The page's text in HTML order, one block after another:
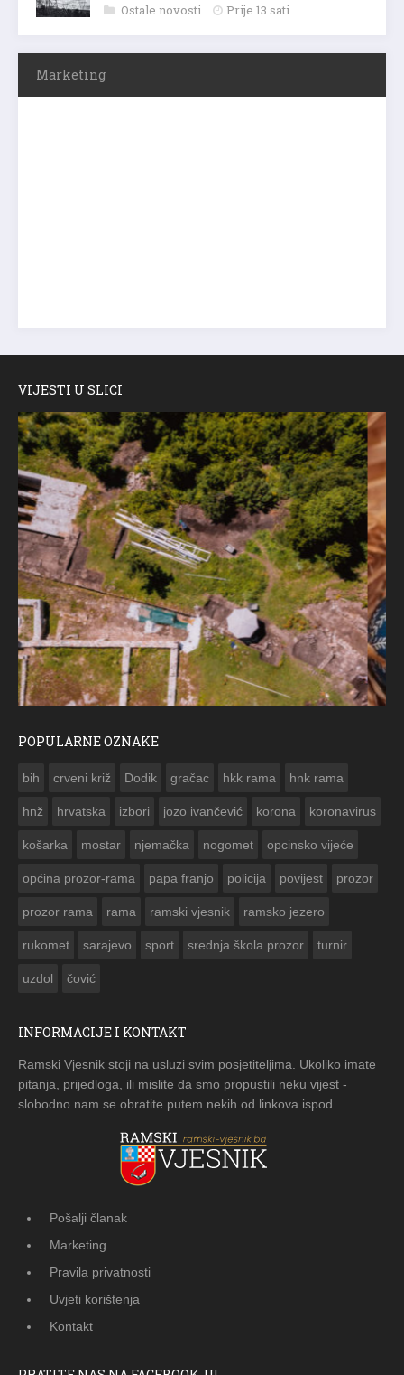
Ostale novosti Prije 13 sati
Marketing
VIJESTI U SLICI
POPULARNE OZNAKE
bih crveni križ Dodik gračac hkk rama hnk rama
hnž hrvatska izbori jozo ivančević korona koronavirus
košarka mostar njemačka nogomet opcinsko vijeće
općina prozor-rama papa franjo policija povijest prozor
prozor rama rama ramski vjesnik ramsko jezero
rukomet sarajevo sport srednja škola prozor turnir
uzdol čović
INFORMACIJE I KONTAKT
Ramski Vjesnik stoji na usluzi svim posjetiteljima. Ukoliko imate
pitanja, prijedloga, ili mislite da smo propustili neku vijest -
slobodno nam se obratite putem nekih od linkova ispod.
Pošalji članak
Marketing
Pravila privatnosti
Uvjeti korištenja
Kontakt